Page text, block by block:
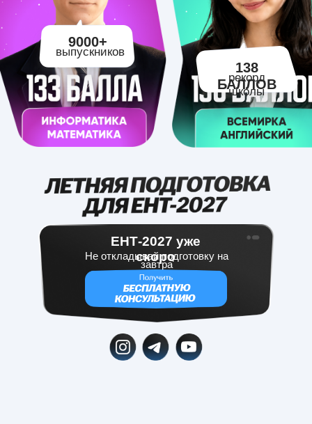
9000+
выпускников
138
БАЛЛОВ
рекорд
школы
ЕНТ-2027 уже
скоро
Не откладывай подготовку на
завтра